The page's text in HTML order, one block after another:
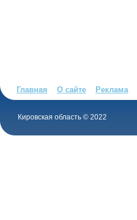
Главная О сайте Реклама
Кировская область © 2022